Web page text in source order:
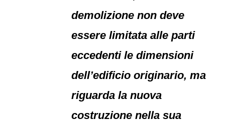
demolizione non deve
essere limitata alle parti
eccedenti le dimensioni
dell’edificio originario, ma
riguarda la nuova
costruzione nella sua